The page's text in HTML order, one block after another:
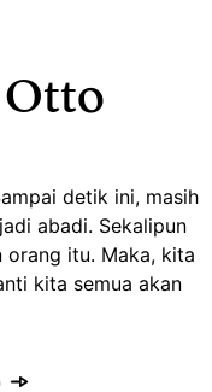
detik ini, masih
abadi. Sekalipun
orang itu. Maka, kita
kita semua akan